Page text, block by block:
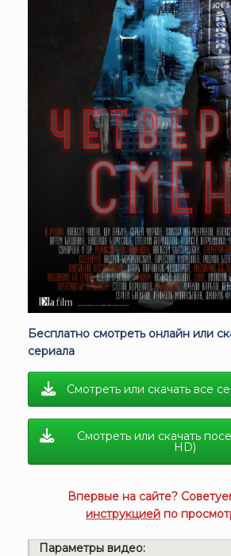
Бесплатно смотреть онлайн или
сериала
Смотреть или скачать все
Смотреть или скачать
HD)
Впервые на сайте?
инструкцией по
Параметры видео: